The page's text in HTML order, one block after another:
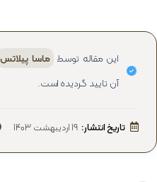
این مقاله توسط ماسا پیلاتس
آن تایید گردیده است.
تاریخ انتشار: 19 اردیبهشت 1403